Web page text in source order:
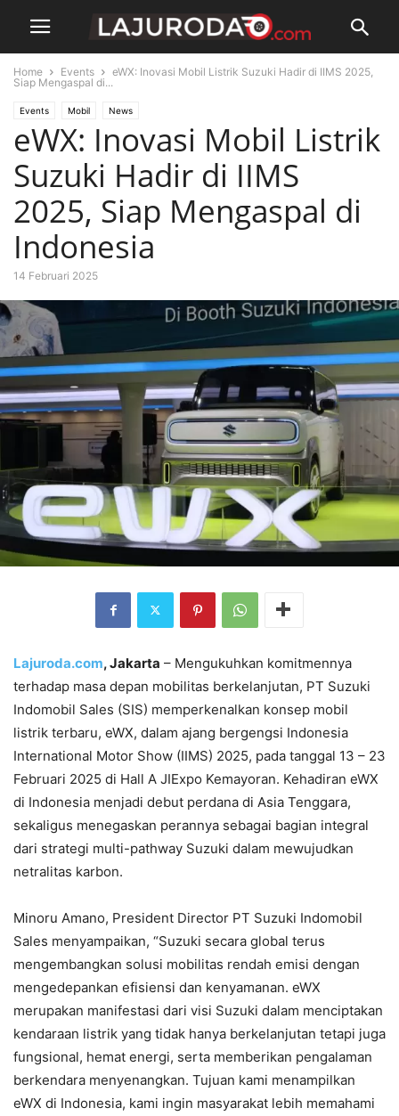
Home Events
eWX: Inovasi Mobil Listrik Suzuki Hadir di IIMS 2025,
Siap Mengaspal di...
Events Mobil News
eWX: Inovasi Mobil Listrik
Suzuki Hadir di IIMS
2025, Siap Mengaspal di
Indonesia
14 Februari 2025
Lajuroda.com, Jakarta – Mengukuhkan komitmennya
terhadap masa depan mobilitas berkelanjutan, PT Suzuki
Indomobil Sales (SIS) memperkenalkan konsep mobil
listrik terbaru, eWX, dalam ajang bergengsi Indonesia
International Motor Show (IIMS) 2025, pada tanggal 13 – 23
Februari 2025 di Hall A JIExpo Kemayoran. Kehadiran eWX
di Indonesia menjadi debut perdana di Asia Tenggara,
sekaligus menegaskan perannya sebagai bagian integral
dari strategi multi-pathway Suzuki dalam mewujudkan
netralitas karbon.
Minoru Amano, President Director PT Suzuki Indomobil
Sales menyampaikan, “Suzuki secara global terus
mengembangkan solusi mobilitas rendah emisi dengan
mengedepankan efisiensi dan kenyamanan. eWX
merupakan manifestasi dari visi Suzuki dalam menciptakan
kendaraan listrik yang tidak hanya berkelanjutan tetapi juga
fungsional, hemat energi, serta memberikan pengalaman
berkendara menyenangkan. Tujuan kami menampilkan
eWX di Indonesia, kami ingin masyarakat lebih memahami